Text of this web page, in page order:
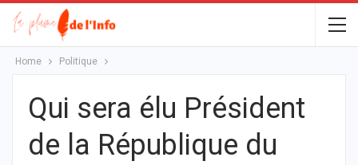
Home Politique
Qui sera élu Président
de la République du